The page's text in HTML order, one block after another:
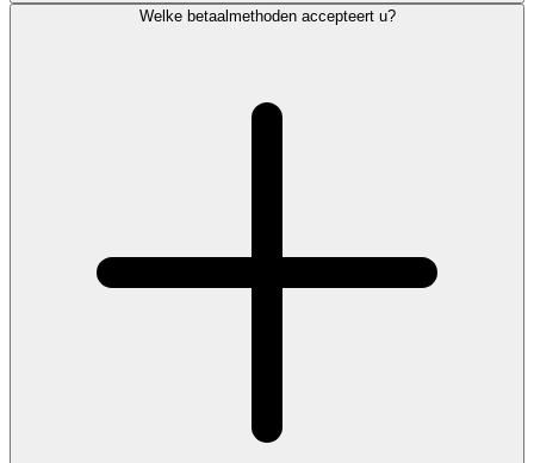
Welke betaalmethoden accepteert u?